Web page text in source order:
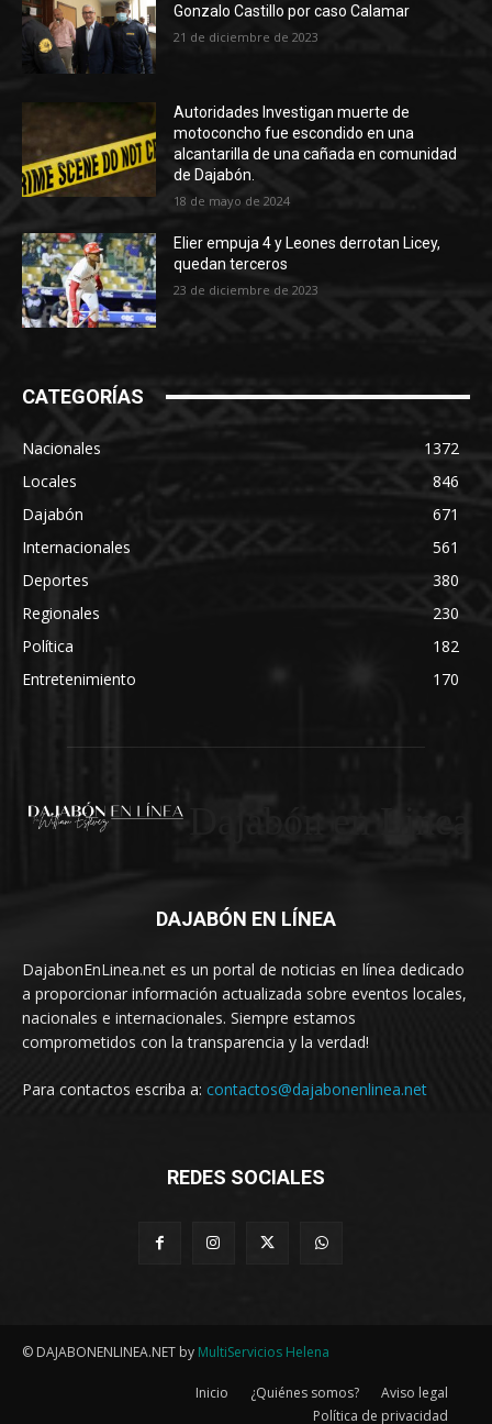
Gonzalo Castillo por caso Calamar
21 de diciembre de 2023
Autoridades Investigan muerte de
motoconcho fue escondido en una
alcantarilla de una cañada en comunidad
de Dajabón.
18 de mayo de 2024
Elier empuja 4 y Leones derrotan Licey,
quedan terceros
23 de diciembre de 2023
CATEGORÍAS
Nacionales
1372
Locales
846
Dajabón
671
Internacionales
561
Deportes
380
Regionales
230
Política
182
Entretenimiento
170
DAJABÓN EN LÍNEA
DajabonEnLinea.net es un portal de noticias en línea dedicado
a proporcionar información actualizada sobre eventos locales,
nacionales e internacionales. Siempre estamos
comprometidos con la transparencia y la verdad!
Para contactos escriba a: contactos@dajabonenlinea.net
REDES SOCIALES
© DAJABONENLINEA.NET by MultiServicios Helena
Inicio ¿Quiénes somos?
Aviso legal
Política de privacidad